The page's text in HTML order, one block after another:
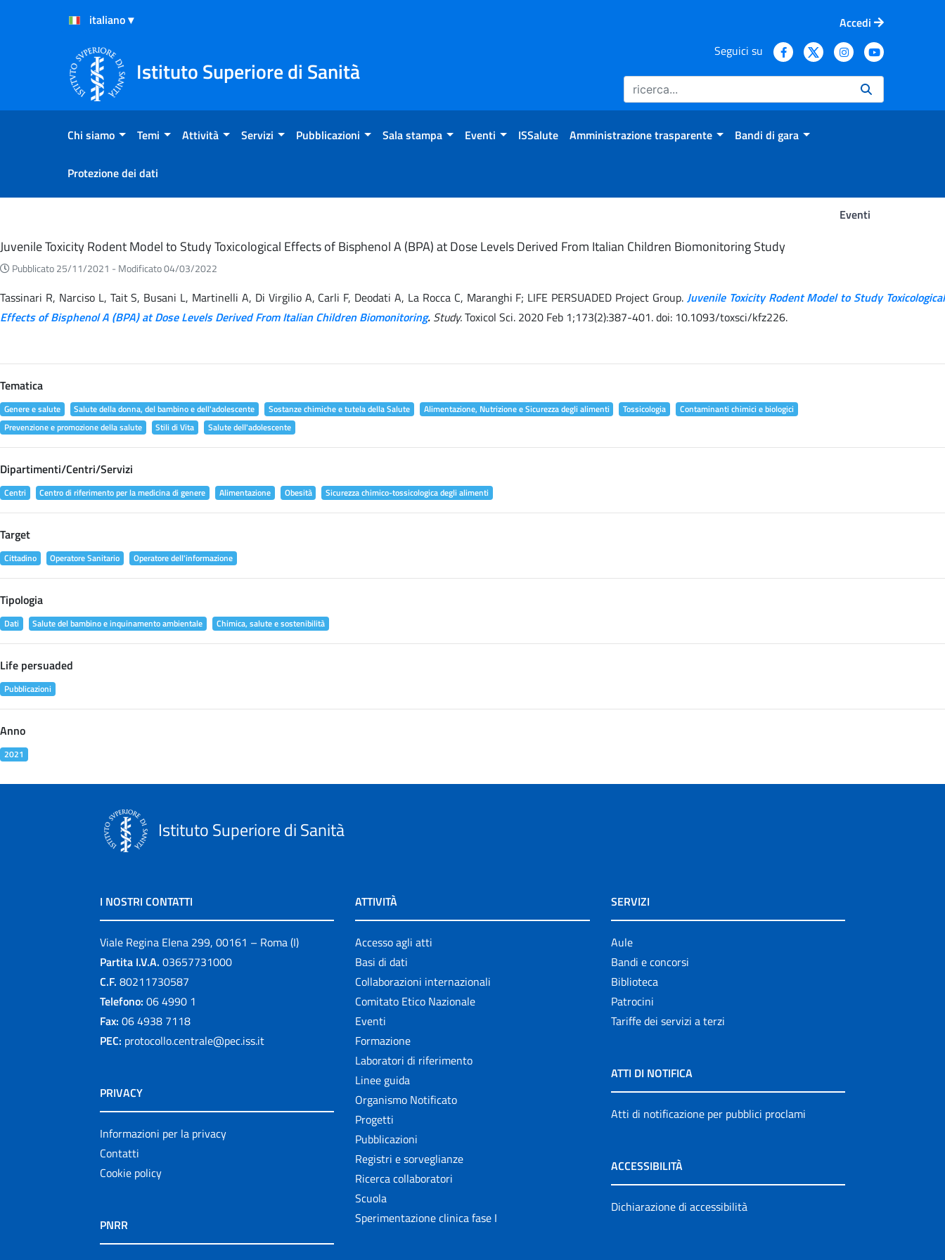
Salta al Contenuto
Salta al Footer
Accedi
Istituto Superiore di Sanità
Seguici su
Chi siamo Temi Attività Servizi Pubblicazioni Sala stampa Eventi ISSalute Amministrazione trasparente Bandi di gara
Protezione dei dati
Eventi
Eventi
Juvenile Toxicity Rodent Model to Study Toxicological Effects of Bisphenol A (BPA) at Dose Levels Derived From Italian Children Biomonitoring Study
Pubblicato 25/11/2021 - Modificato 04/03/2022
Tassinari R, Narciso L, Tait S, Busani L, Martinelli A, Di Virgilio A, Carli F, Deodati A, La Rocca C, Maranghi F; LIFE PERSUADED Project Group. Juvenile Toxicity Rodent Model to Study Toxicological
Effects of Bisphenol A (BPA) at Dose Levels Derived From Italian Children Biomonitoring. Study.Toxicol Sci. 2020 Feb 1;173(2):387-401. doi: 10.1093/toxsci/kfz226.
Tematica
Genere e salute Salute della donna, del bambino e dell'adolescente Sostanze chimiche e tutela della Salute Alimentazione, Nutrizione e Sicurezza degli alimenti Tossicologia
Contaminanti chimici e biologici
Prevenzione e promozione della salute
Stili di Vita Salute dell'adolescente
Dipartimenti/Centri/Servizi
Centri Centro di riferimento per la medicina di genere Alimentazione Obesità Sicurezza chimico-tossicologica degli alimenti
Target
Cittadino Operatore Sanitario Operatore dell'informazione
Tipologia
Dati Salute del bambino e inquinamento ambientale Chimica, salute e sostenibilità
Life persuaded
Pubblicazioni
Anno
2021
Istituto Superiore di Sanità
I NOSTRI CONTATTI
Viale Regina Elena 299, 00161 – Roma (I)
Partita I.V.A. 03657731000
C.F. 80211730587
Telefono: 06 4990 1
Fax: 06 4938 7118
PEC: protocollo.centrale@pec.iss.it
PRIVACY
Informazioni per la privacy
Contatti
Cookie policy
PNRR
ATTIVITÀ
Accesso agli atti
Basi di dati
Collaborazioni internazionali
Comitato Etico Nazionale
Eventi
Formazione
Laboratori di riferimento
Linee guida
Organismo Notificato
Progetti
Pubblicazioni
Registri e sorveglianze
Ricerca collaboratori
Scuola
Sperimentazione clinica fase I
SERVIZI
Aule
Bandi e concorsi
Biblioteca
Patrocini
Tariffe dei servizi a terzi
ATTI DI NOTIFICA
Atti di notificazione per pubblici proclami
ACCESSIBILITÀ
Dichiarazione di accessibilità